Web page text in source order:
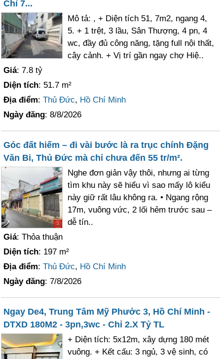
Chỉ 7...
Mô tả: , + Diện tích 51, 7m2, ngang 4,
5. + 1 trệt, 3 lầu, Sân Thượng, 4 pn, 4
wc, đầy đủ công năng, tặng full nội thất,
cây cảnh. + Vị trí gần ngay chợ Hiệ..
Giá: 7.8 tỷ
Diện tích: 51.7 m²
Địa điểm:Thủ Đức, Hồ Chí Minh
Ngày đăng: 8/8/2026
Góc đất hiếm – đi vài bước là ra trục chính Đặng
Văn Bi, Thủ Đức mà chỉ chưa đến 55 tr/m².
Nghe đơn giản vậy thôi, nhưng ai từng
tìm khu này sẽ hiểu vì sao mấy lô kiểu
này giữ rất lâu không ra. • Ngang rộng
17m, vuông vức, 2 lối hẻm trước sau –
dễ tín..
Giá: Thỏa thuận
Diện tích: 197 m²
Địa điểm:Thủ Đức, Hồ Chí Minh
Ngày đăng: 7/8/2026
Ngay De4, Trung Tâm Mỹ Phước 3, Hồ Chí Minh -
DTXD 180M2 - 3pn,3wc - Chỉ 2.X Tỷ TL
+ Diện tích: 5x12m, xây dựng 180 mét
vuông. + Kết cấu: 3 ngủ, 3 vệ sinh, có